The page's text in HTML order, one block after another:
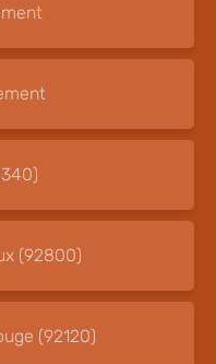
(92800)
(92120)